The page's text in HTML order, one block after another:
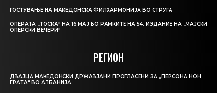
ГОСТУВАЊЕ НА МАКЕДОНСКА ФИЛХАРМОНИЈА ВО СТРУГА
ОПЕРАТА „ТОСКА“ НА 16 МАЈ ВО РАМКИТЕ НА 54. ИЗДАНИЕ НА „МАЈСКИ
ОПЕРСКИ ВЕЧЕРИ“
РЕГИОН
ДВАЈЦА МАКЕДОНСКИ ДРЖАВЈАНИ ПРОГЛАСЕНИ ЗА „ПЕРСОНА НОН
ГРАТА“ ВО АЛБАНИЈА